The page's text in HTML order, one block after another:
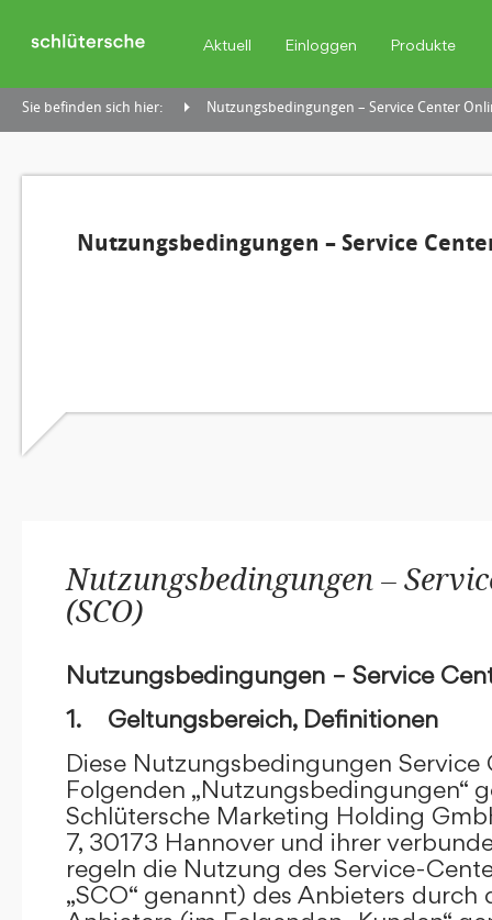
Aktuell Einloggen Produkte
Sie befinden sich hier: Nutzungsbedingungen – Service Center
Nutzungsbedingungen – Service
Nutzungsbedingungen –
(SCO)
Nutzungsbedingungen – Service
1. Geltungsbereich, Definitionen
Diese Nutzungsbedingungen Service
Folgenden „Nutzungsbedingungen“
Schlütersche Marketing Holding
7, 30173 Hannover und ihrer
regeln die Nutzung des Service-
„SCO“ genannt) des Anbieters durch